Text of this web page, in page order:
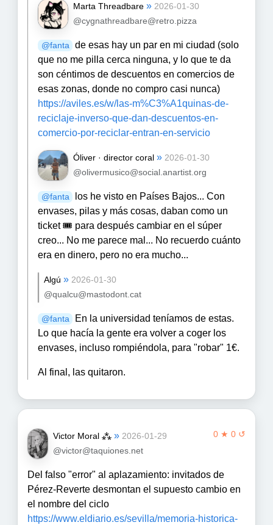
Marta Threadbare » 2026-01-30
@cygnathreadbare@retro.pizza
@fanta
de esas hay un par en mi ciudad (solo
que no me pilla cerca ninguna, y lo que te da
son céntimos de descuentos en comercios de
esas zonas, donde no compro casi nunca)
https://aviles.es/w/las-m%C3%A1quinas-de-
reciclaje-inverso-que-dan-descuentos-en-
comercio-por-reciclar-entran-en-servicio
Óliver · director coral » 2026-01-30
@olivermusico@social.anartist.org
@fanta
los he visto en Países Bajos... Con
envases, pilas y más cosas, daban como un
ticket 🎟️ para después cambiar en el súper
creo... No me parece mal... No recuerdo cuánto
era en dinero, pero no era mucho...
Algú » 2026-01-30
@qualcu@mastodont.cat
@fanta
En la universidad teníamos de estas.
Lo que hacía la gente era volver a coger los
envases, incluso rompiéndola, para "robar" 1€.
Al final, las quitaron.
0 ★ 0 ↺
Victor Moral ⁂ » 2026-01-29
@victor@taquiones.net
Del falso "error" al aplazamiento: invitados de
Pérez-Reverte desmontan el supuesto cambio en
el nombre del ciclo
https://www.eldiario.es/sevilla/memoria-historica-